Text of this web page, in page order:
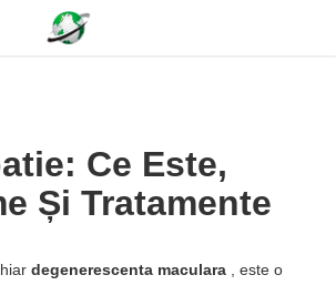
Ce Este,
Și Tratamente
degenerescenta maculara , este o